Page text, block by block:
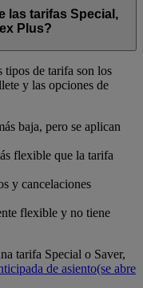
las tarifas Special,
Plus?
tipos de tarifa son los
y las opciones de
baja, pero se aplican
flexible que la tarifa
y cancelaciones
flexible y no tiene
tarifa Special o Saver,
de asiento(se abre